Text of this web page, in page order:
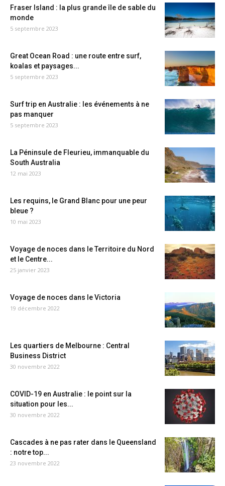
Fraser Island : la plus grande île de sable du
monde
5 septembre 2023
Great Ocean Road : une route entre surf,
koalas et paysages...
5 septembre 2023
Surf trip en Australie : les événements à ne
pas manquer
5 septembre 2023
La Péninsule de Fleurieu, immanquable du
South Australia
12 mai 2023
Les requins, le Grand Blanc pour une peur
bleue ?
10 mai 2023
Voyage de noces dans le Territoire du Nord
et le Centre...
25 janvier 2023
Voyage de noces dans le Victoria
19 décembre 2022
Les quartiers de Melbourne : Central
Business District
30 novembre 2022
COVID-19 en Australie : le point sur la
situation pour les...
30 novembre 2022
Cascades à ne pas rater dans le Queensland
: notre top...
23 novembre 2022